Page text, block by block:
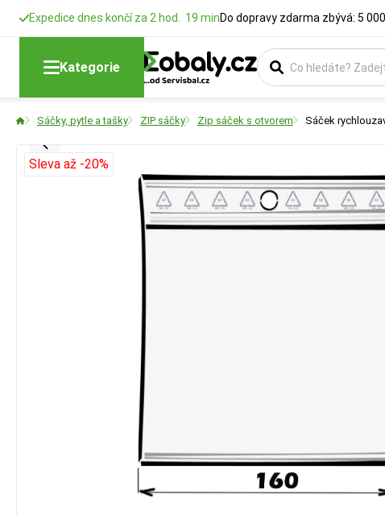
Expedice dnes končí za 2 hod. 19 minDo dopravy zdarma zbývá: 5
Kategorie
Sáčky, pytle a tašky ZIP sáčky Zip sáček s otvorem Sáček
Sleva až -20%